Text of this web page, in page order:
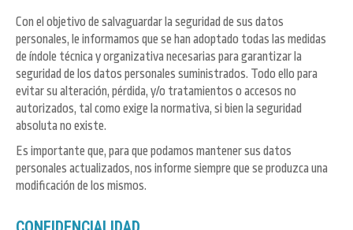
Con el objetivo de salvaguardar la seguridad de sus datos
personales, le informamos que se han adoptado todas las medidas
de índole técnica y organizativa necesarias para garantizar la
seguridad de los datos personales suministrados. Todo ello para
evitar su alteración, pérdida, y/o tratamientos o accesos no
autorizados, tal como exige la normativa, si bien la seguridad
absoluta no existe.
Es importante que, para que podamos mantener sus datos
personales actualizados, nos informe siempre que se produzca una
modificación de los mismos.